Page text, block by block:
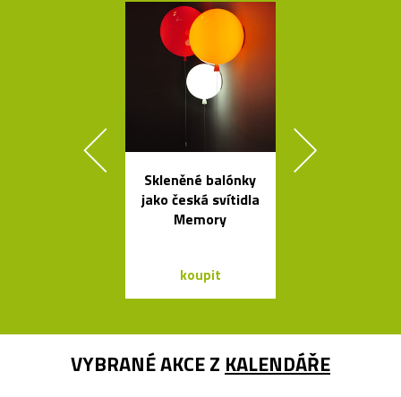
Skleněné balónky
jako česká svítidla
Memory
koupit
VYBRANÉ AKCE Z KALENDÁŘE